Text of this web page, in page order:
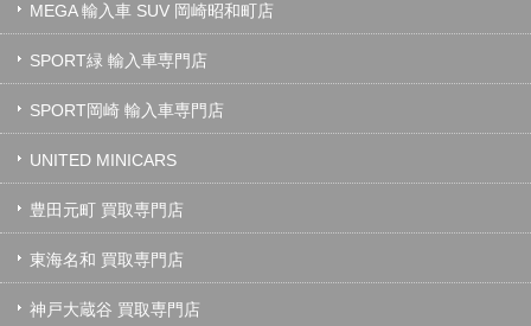
MEGA 輸入車 SUV 岡崎昭和町店
SPORT緑 輸入車専門店
SPORT岡崎 輸入車専門店
UNITED MINICARS
豊田元町 買取専門店
東海名和 買取専門店
神戸大蔵谷 買取専門店